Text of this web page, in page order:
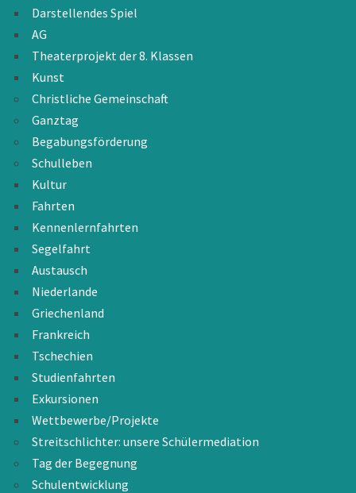
Darstellendes Spiel
AG
Theaterprojekt der 8. Klassen
Kunst
Christliche Gemeinschaft
Ganztag
Begabungsförderung
Schulleben
Kultur
Fahrten
Kennenlernfahrten
Segelfahrt
Austausch
Niederlande
Griechenland
Frankreich
Tschechien
Studienfahrten
Exkursionen
Wettbewerbe/Projekte
Streitschlichter: unsere Schülermediation
Tag der Begegnung
Schulentwicklung